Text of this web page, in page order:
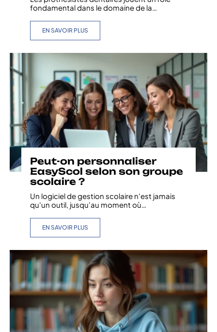
fondamental dans le domaine de la…
EN SAVOIR PLUS
Peut-on personnaliser
EasyScol selon son groupe
scolaire ?
Un logiciel de gestion scolaire n'est jamais
qu'un outil, jusqu'au moment où
EN SAVOIR PLUS